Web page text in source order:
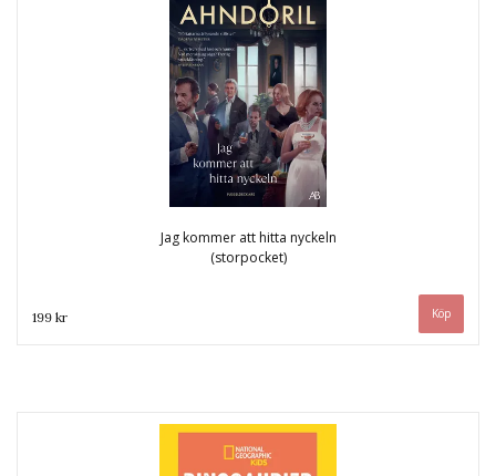
Jag kommer att hitta nyckeln
(storpocket)
199 kr